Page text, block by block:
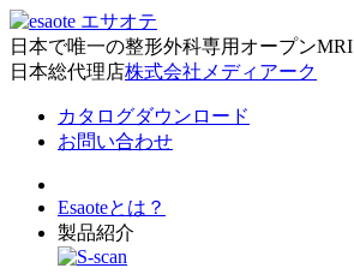
日本で唯一の整形外科専用オープンMRI
日本総代理店株式会社メディアーク
カタログダウンロード
お問い合わせ
Esaoteとは？
製品紹介